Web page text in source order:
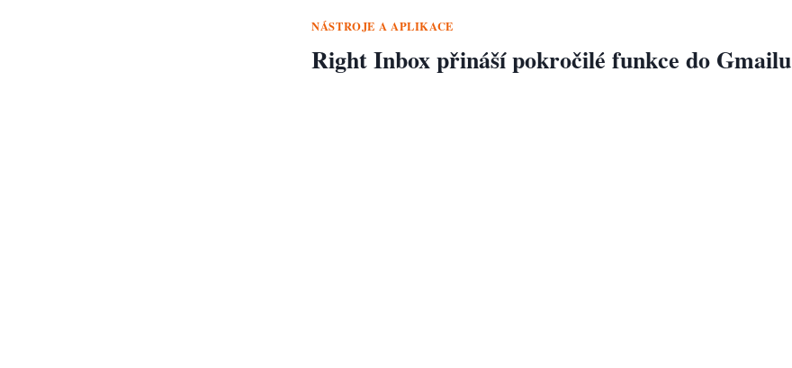
NÁSTROJE A APLIKACE
Right Inbox přináší pokročilé funkce do Gmailu